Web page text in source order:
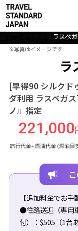
北米・中南米 ア
ラ
[早得90 シルクド
ダ利用 ラスベガ
ノ』指定
221,000
旅行代金+燃油代金 (燃油目
ラスベガスの美しい
ラ
レッ
ラスベ
※写真はイメージです
※写真はイメージです
【追加料金でお手
●往路送迎（専用
付）：$505（1台あ